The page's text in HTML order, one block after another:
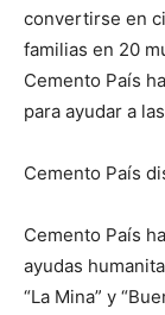
convertirse en
familias en 20
Cemento País
para ayudar a
Cemento País
Cemento País
ayudas
“La Mina” y